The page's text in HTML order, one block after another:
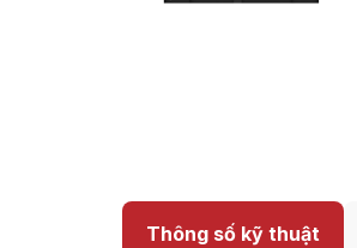
Thông số kỹ thuật